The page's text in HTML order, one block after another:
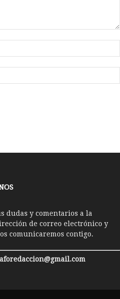
dudas y comentarios a la
de correo electrónico y
comunicaremos contigo.